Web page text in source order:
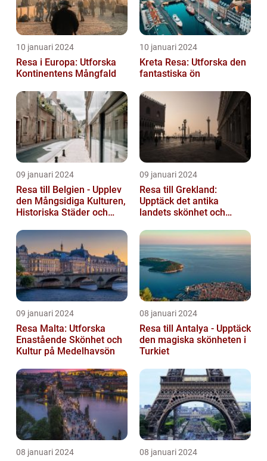
10 januari 2024
Resa i Europa: Utforska
Kontinentens Mångfald
10 januari 2024
Kreta Resa: Utforska den
fantastiska ön
09 januari 2024
Resa till Belgien - Upplev
den Mångsidiga Kulturen,
Historiska Städer och
09 januari 2024
Resa till Grekland:
Upptäck det antika
landets skönhet och
09 januari 2024
Resa Malta: Utforska
Enastående Skönhet och
Kultur på Medelhavsön
08 januari 2024
Resa till Antalya - Upptäck
den magiska skönheten i
Turkiet
08 januari 2024 08 januari 2024